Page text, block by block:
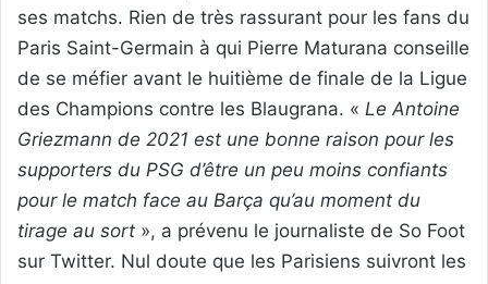
ses matchs. Rien de très rassurant pour les fans du
Paris Saint-Germain à qui Pierre Maturana conseille
de se méfier avant le huitième de finale de la Ligue
des Champions contre les Blaugrana. « Le Antoine
Griezmann de 2021 est une bonne raison pour les
supporters du PSG d’être un peu moins confiants
pour le match face au Barça qu’au moment du
tirage au sort », a prévenu le journaliste de So Foot
sur Twitter. Nul doute que les Parisiens suivront les